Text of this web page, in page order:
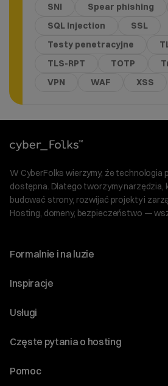
SNI
Spear phishing
SQL Injection
SSL
Testy penetracyjne
TLS-RPT
TOTP
VPN
WAF XSS
W CyberFolks wierzymy, że technologia
dostępna. Dlatego tworzymy narzędzia,
budować strony, rozwijać projekty i
Hosting, domeny, bezpieczeństwo —
Formalnie i na luzie
O nas
Program Korzyści dla Inwestorów
Regulaminy i specyfikacje
Inspiracje
Blog
WordPress
Audyt stron
Usługi
Domeny
Częste pytania o hosting
Jak przenieść stronę?
Pomoc